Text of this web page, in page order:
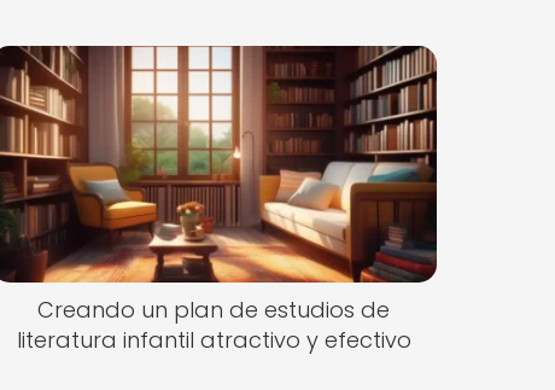
Creando un plan de estudios de
literatura infantil atractivo y efectivo